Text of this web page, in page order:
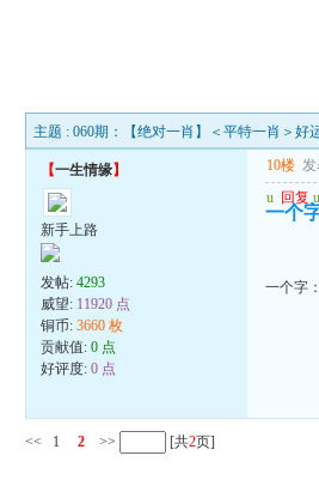
主题 : 060期：【绝对一肖】＜平特一肖＞好
【一生情缘】
新手上路
发帖:4293
威望: 11920 点
铜币:3660 枚
贡献值:0 点
好评度:0 点
10楼 发
u 回复 u
一个
一个字
<< 1 2 >> [共2页]